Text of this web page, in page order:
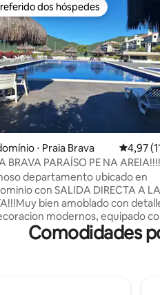
os melhores preferidos dos
dos hóspedes
⋅ Praia Brava 4,97 de
4,97
BRAVA PARAÍSO PE NA
departamento ubicado en
con SALIDA DIRECTA A LA
bien amoblado con
modernos, equipado
completa. Wifi de alta velocidad.
y YouTube en los dos
Comodidades